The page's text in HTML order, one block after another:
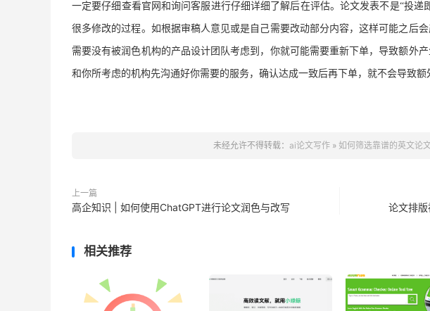
一定要仔细查看官网和询问客服进行仔细详细了解后在评估。论文发表不是“投递
很多修改的过程。如根据审稿人意见或是自己需要改动部分内容，这样可能之后
需要没有被润色机构的产品设计团队考虑到，你就可能需要重新下单，导致额外
和你所考虑的机构先沟通好你需要的服务，确认达成一致后再下单，就不会导致额
未经允许不得转载： ai论文写作 » 如何筛选靠谱的英文论
上一篇
高企知识 | 如何使用ChatGPT进行论文润色与改写 论文排版
相关推荐